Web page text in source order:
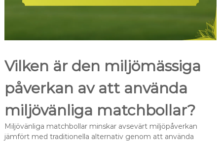
Vilken är den miljömässiga
påverkan av att använda
miljövänliga matchbollar?
Miljövänliga matchbollar minskar avsevärt miljöpåverkan
jämfört med traditionella alternativ genom att använda